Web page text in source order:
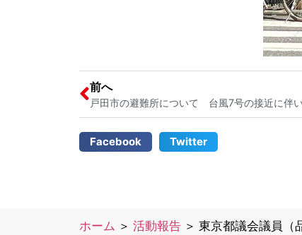
前へ
Facebook Twitter
ホーム ＞ 活動報告 ＞ 東京都議会議員